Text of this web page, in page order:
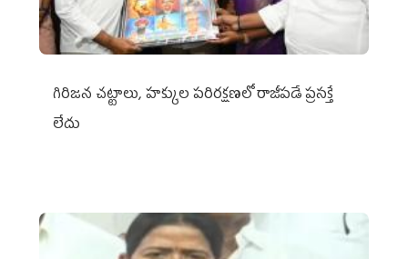
గిరిజన చట్టాలు, హక్కుల పరిరక్షణలో రాజీపడే ప్రసక్తే
లేదు